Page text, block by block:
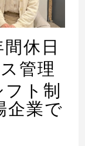
間休日
管理
ト制
企業で